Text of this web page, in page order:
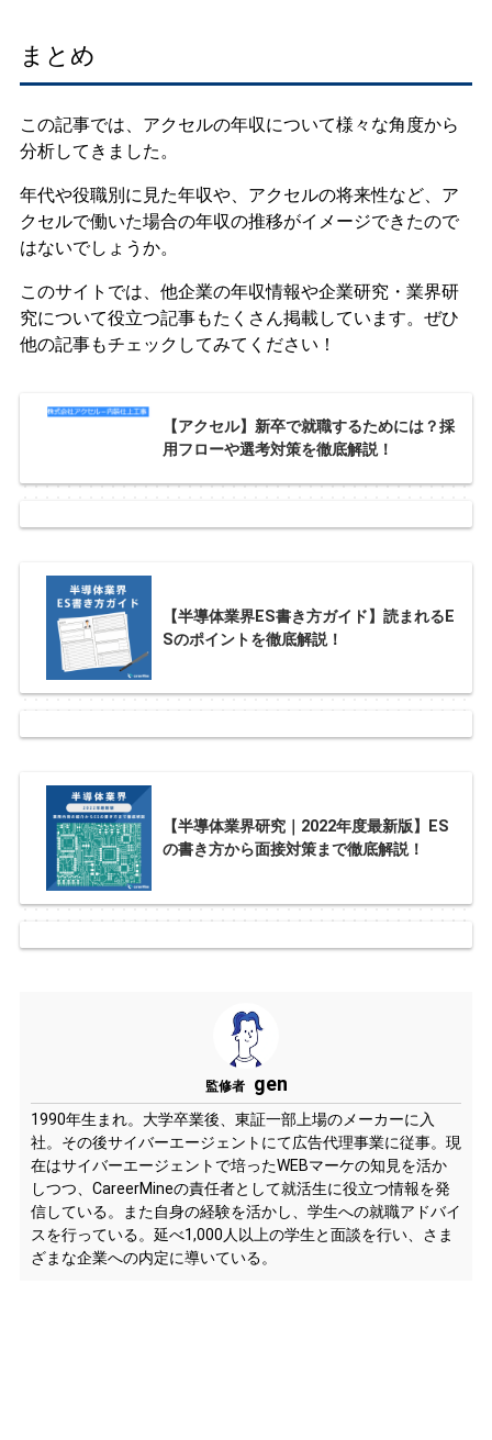
まとめ
この記事では、アクセルの年収について様々な角度から
分析してきました。
年代や役職別に見た年収や、アクセルの将来性など、ア
クセルで働いた場合の年収の推移がイメージできたので
はないでしょうか。
このサイトでは、他企業の年収情報や企業研究・業界研
究について役立つ記事もたくさん掲載しています。ぜひ
他の記事もチェックしてみてください！
【アクセル】新卒で就職するためには？採
用フローや選考対策を徹底解説！
【半導体業界ES書き方ガイド】読まれるE
Sのポイントを徹底解説！
【半導体業界研究｜2022年度最新版】ES
の書き方から面接対策まで徹底解説！
監修者 gen
1990年生まれ。大学卒業後、東証一部上場のメーカーに入
社。その後サイバーエージェントにて広告代理事業に従事。現
在はサイバーエージェントで培ったWEBマーケの知見を活か
しつつ、CareerMineの責任者として就活生に役立つ情報を発
信している。また自身の経験を活かし、学生への就職アドバイ
スを行っている。延べ1,000人以上の学生と面談を行い、さま
ざまな企業への内定に導いている。